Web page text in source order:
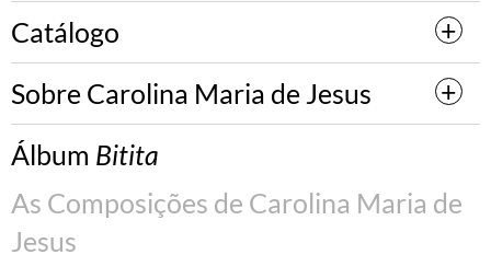
Catálogo
Sobre Carolina Maria de Jesus
Álbum Bitita
As Composições de Carolina Maria de
Jesus